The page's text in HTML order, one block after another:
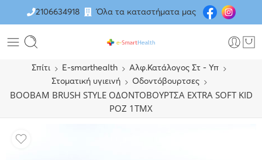
2106634918 Όλα τα καταστήματα μας
Σπίτι E-smarthealth
Αλφ.Κατάλογος Στ - Υπ
Στοματική υγιεινή
Οδοντόβουρτσες
BOOBAM BRUSH STYLE ΟΔΟΝΤΟΒΟΥΡΤΣΑ EXTRA SOFT KID
ΡΟΖ 1ΤΜΧ